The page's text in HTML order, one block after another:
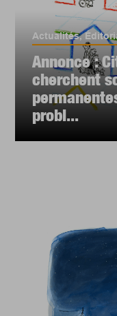
Actualités,
Annonce :
cherchent
probl...